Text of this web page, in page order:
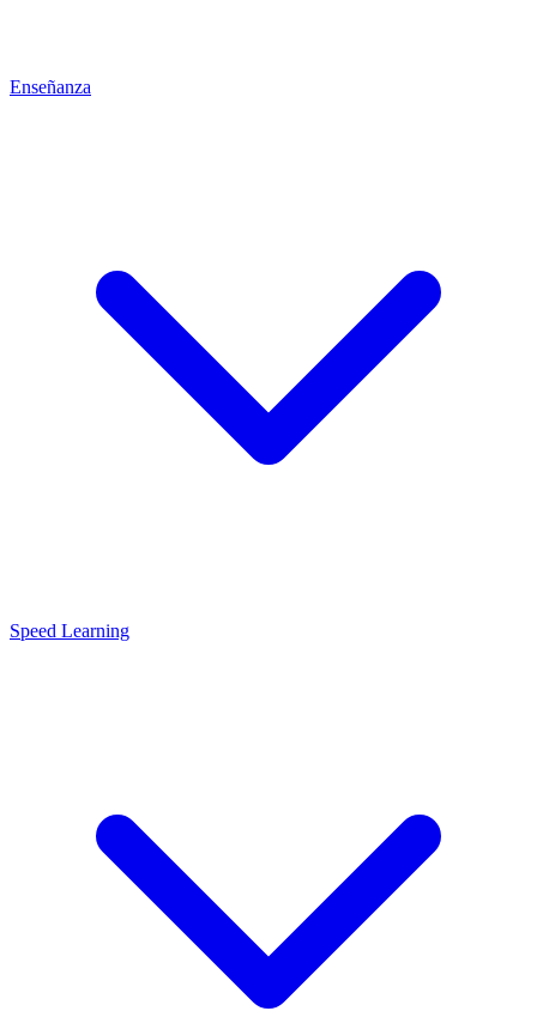
Enseñanza
Speed Learning